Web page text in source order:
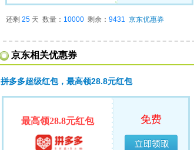
还剩 25 天 数量： 10000 剩余： 9431 京东优惠券
京东相关优惠券
拼多多超级红包，最高领28.8元红包
最高领28.8元红包 免费
已经领完